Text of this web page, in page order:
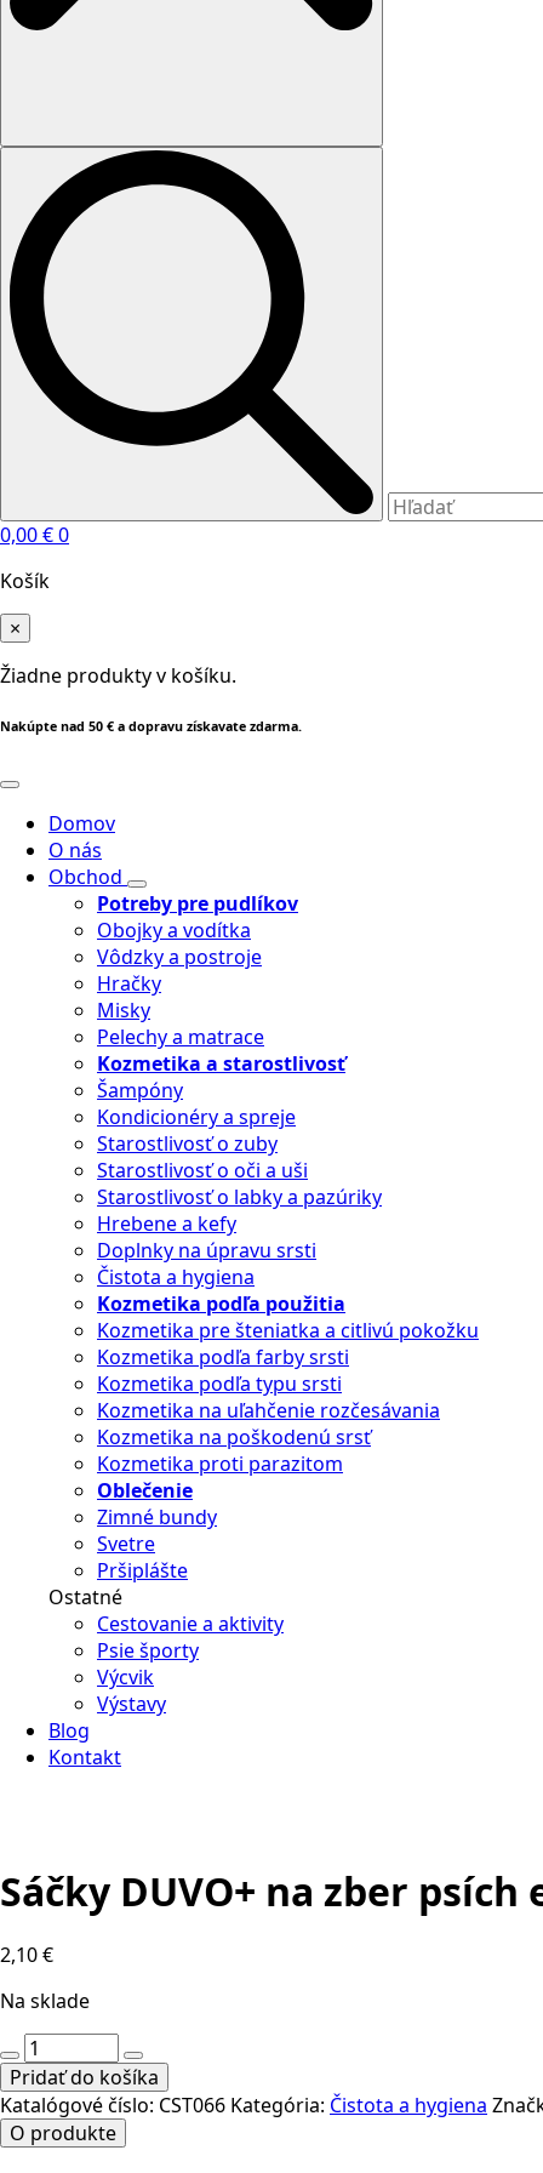
0,00€0
Košík
×
Žiadne produkty v košíku.
Nakúpte nad 50 € a dopravu získavate zdarma.
Domov
O nás
Obchod
Potreby pre pudlíkov
Obojky a vodítka
Vôdzky a postroje
Hračky
Misky
Pelechy a matrace
Kozmetika a starostlivosť
Šampóny
Kondicionéry a spreje
Starostlivosť o zuby
Starostlivosť o oči a uši
Starostlivosť o labky a pazúriky
Hrebene a kefy
Doplnky na úpravu srsti
Čistota a hygiena
Kozmetika podľa použitia
Kozmetika pre šteniatka a citlivú pokožku
Kozmetika podľa farby srsti
Kozmetika podľa typu srsti
Kozmetika na uľahčenie rozčesávania
Kozmetika na poškodenú srsť
Kozmetika proti parazitom
Oblečenie
Zimné bundy
Svetre
Pršiplášte
Ostatné
Cestovanie a aktivity
Psie športy
Výcvik
Výstavy
Blog
Kontakt
Sáčky DUVO+ na zber
2,10€
Na sklade
množstvo
Sáčky
DUVO+
na
zber
Pridať do košíka
Katalógové číslo: CST066 Kategória: Čistota a hygiena
O produkte